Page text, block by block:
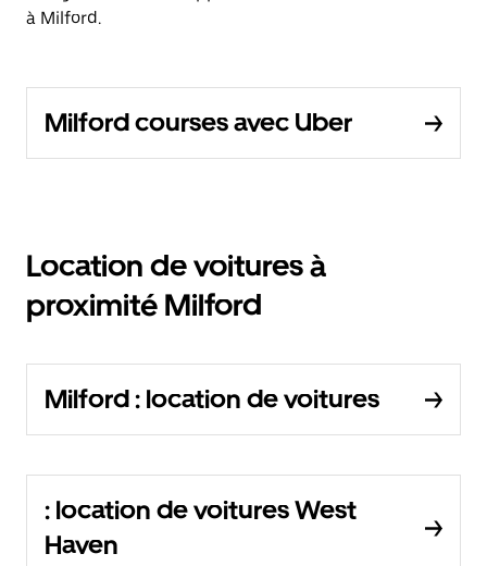
à Milford.
Milford courses avec Uber
Location de voitures à
proximité Milford
Milford : location de voitures
: location de voitures West
Haven